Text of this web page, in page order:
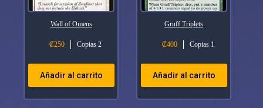
Wall of Omens
₡250 Copias 2
Añadir al carrito
Gruff Triplets
₡400 Copias 1
Añadir al carrito